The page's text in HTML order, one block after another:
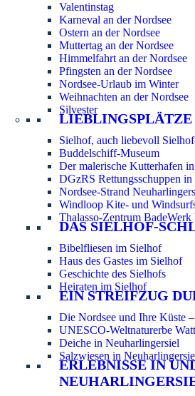
Valentinstag
Karneval an der Nordsee
Ostern an der Nordsee
Muttertag an der Nordsee
Himmelfahrt an der Nordsee
Pfingsten an der Nordsee
Nordsee-Urlaub im Winter
Weihnachten an der Nordsee
Silvester
LIEBLINGSPLÄTZE
Sielhof, auch liebevoll
Buddelschiff-Museum
Der malerische Kutterhafen
DGzRS Rettungsschuppen
Nordsee-Strand
Windloop Kite- und
Thalasso-Zentrum
DAS SIELHOF-
Bibelfliesen im Sielhof
Haus des Gastes im Sielhof
Geschichte des Sielhofs
Heiraten im Sielhof
EIN STREIFZUG
Die Nordsee und Ihre Küste
UNESCO-Weltnaturerbe
Deiche in Neuharlingersiel
Salzwiesen in
ERLEBNISSE IN